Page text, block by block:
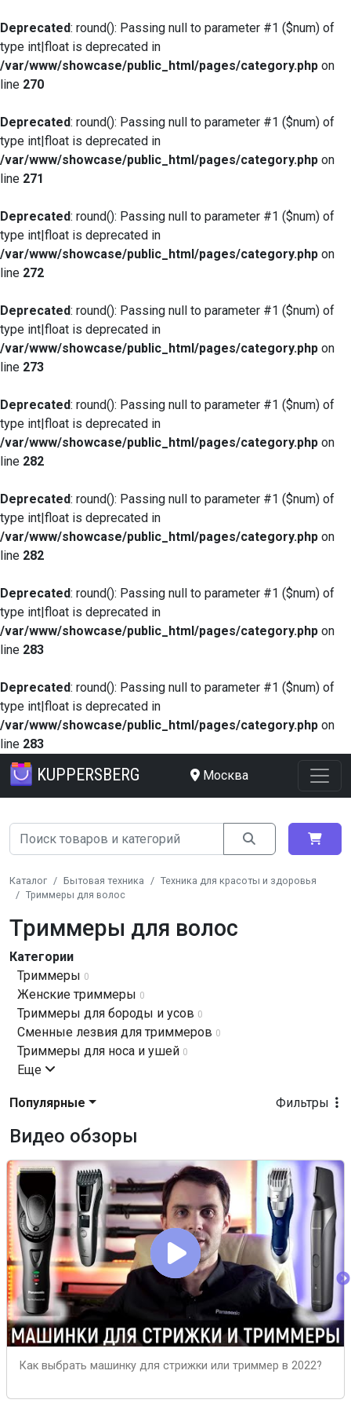
Deprecated: round(): Passing null to parameter #1 ($num) of
type int|float is deprecated in
/var/www/showcase/public_html/pages/category.php on
line 270
Deprecated: round(): Passing null to parameter #1 ($num) of
type int|float is deprecated in
/var/www/showcase/public_html/pages/category.php on
line 271
Deprecated: round(): Passing null to parameter #1 ($num) of
type int|float is deprecated in
/var/www/showcase/public_html/pages/category.php on
line 272
Deprecated: round(): Passing null to parameter #1 ($num) of
type int|float is deprecated in
/var/www/showcase/public_html/pages/category.php on
line 273
Deprecated: round(): Passing null to parameter #1 ($num) of
type int|float is deprecated in
/var/www/showcase/public_html/pages/category.php on
line 282
Deprecated: round(): Passing null to parameter #1 ($num) of
type int|float is deprecated in
/var/www/showcase/public_html/pages/category.php on
line 282
Deprecated: round(): Passing null to parameter #1 ($num) of
type int|float is deprecated in
/var/www/showcase/public_html/pages/category.php on
line 283
Deprecated: round(): Passing null to parameter #1 ($num) of
type int|float is deprecated in
/var/www/showcase/public_html/pages/category.php on
line 283
KUPPERSBERG Москва
Каталог Бытовая техника
Техника для красоты и здоровья
Триммеры для волос
Триммеры для волос
Категории
Триммеры 0
Женские триммеры 0
Триммеры для бороды и усов 0
Сменные лезвия для триммеров 0
Триммеры для носа и ушей 0
Еще
Фильтры
Популярные
Видео обзоры
Как выбрать машинку для стрижки или триммер в 2022?